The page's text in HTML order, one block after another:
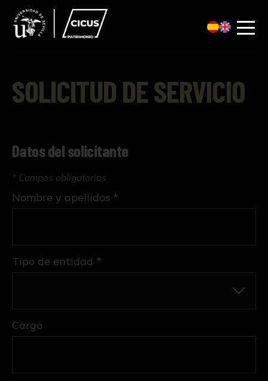
SOLICITUD DE SERVICIO
Datos del solicitante
* Campos obligatorios
Tipo de entidad *
Nombre y apellidos *
Cargo